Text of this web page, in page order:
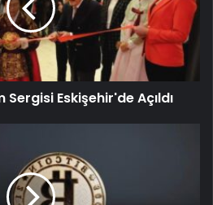
Eskişehir'de Açıldı